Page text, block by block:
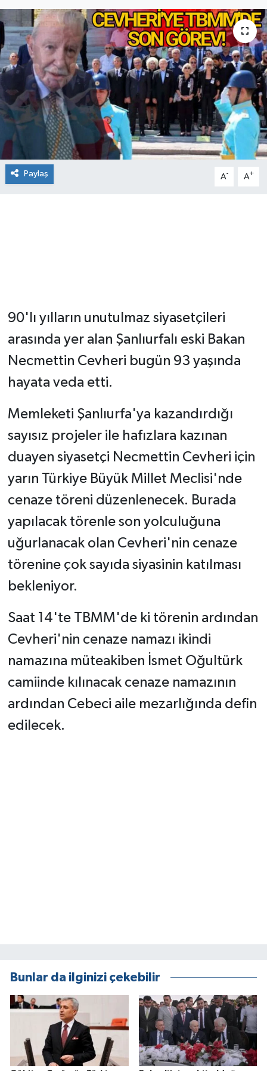
Paylaş A- A+
90'lı yılların unutulmaz siyasetçileri
arasında yer alan Şanlıurfalı eski Bakan
Necmettin Cevheri bugün 93 yaşında
hayata veda etti.
Memleketi Şanlıurfa'ya kazandırdığı
sayısız projeler ile hafızlara kazınan
duayen siyasetçi Necmettin Cevheri için
yarın Türkiye Büyük Millet Meclisi'nde
cenaze töreni düzenlenecek. Burada
yapılacak törenle son yolculuğuna
uğurlanacak olan Cevheri'nin cenaze
törenine çok sayıda siyasinin katılması
bekleniyor.
Saat 14'te TBMM'de ki törenin ardından
Cevheri'nin cenaze namazı ikindi
namazına müteakiben İsmet Oğultürk
camiinde kılınacak cenaze namazının
ardından Cebeci aile mezarlığında defin
edilecek.
Bunlar da ilginizi çekebilir